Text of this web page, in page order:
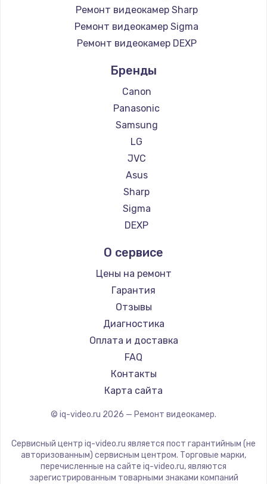
Ремонт видеокамер Sharp
Ремонт видеокамер Sigma
Ремонт видеокамер DEXP
Бренды
Canon
Panasonic
Samsung
LG
JVC
Asus
Sharp
Sigma
DEXP
О сервисе
Цены на ремонт
Гарантия
Отзывы
Диагностика
Оплата и доставка
FAQ
Контакты
Карта сайта
© iq-video.ru 2026 — Ремонт видеокамер.
Сервисный центр iq-video.ru является пост гарантийным (не
авторизованным) сервисным центром. Торговые марки,
перечисленные на сайте iq-video.ru, являются
зарегистрированным товарными знаками компаний